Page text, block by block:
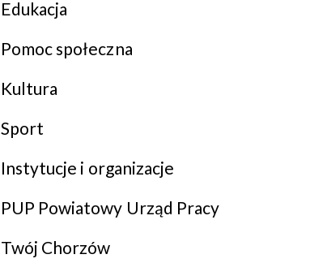
Edukacja
Pomoc społeczna
Kultura
Sport
Instytucje i organizacje
PUP Powiatowy Urząd Pracy
Twój Chorzów